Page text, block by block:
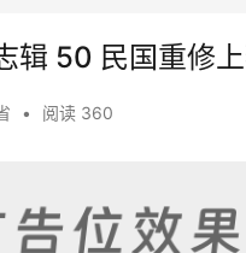
辑 50 民国重修
• 阅读 360